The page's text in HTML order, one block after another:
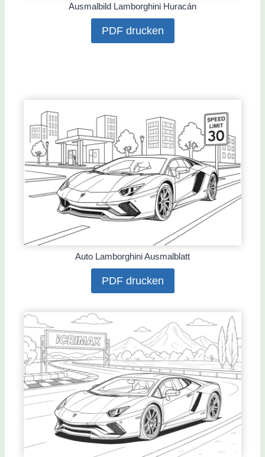
Ausmalbild Lamborghini Huracán
PDF drucken
Auto Lamborghini Ausmalblatt
PDF drucken